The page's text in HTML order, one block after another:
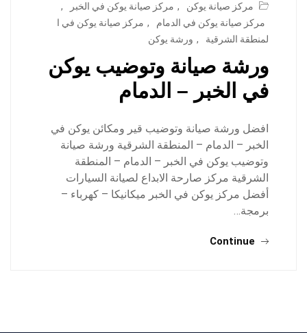
مركز صيانة يوكن
, مركز صيانة يوكن في الخبر
,
مركز صيانة يوكن في الدمام
, مركز صيانة يوكن في ا
لمنطقة الشرقية
, ورشة يوكن
ورشة صيانة وتوضيب يوكن
في الخبر – الدمام
افضل ورشة صيانة وتوضيب قير ومكائن يوكن في
الخبر – الدمام – المنطقة الشرقية ورشة صيانة
وتوضيب يوكن في الخبر – الدمام – المنطقة
الشرقية مركز صارحة الابداع لصيانة السيارات
أفضل مركز يوكن في الخبر ميكانيكا – كهرباء –
برمجة…
Continue